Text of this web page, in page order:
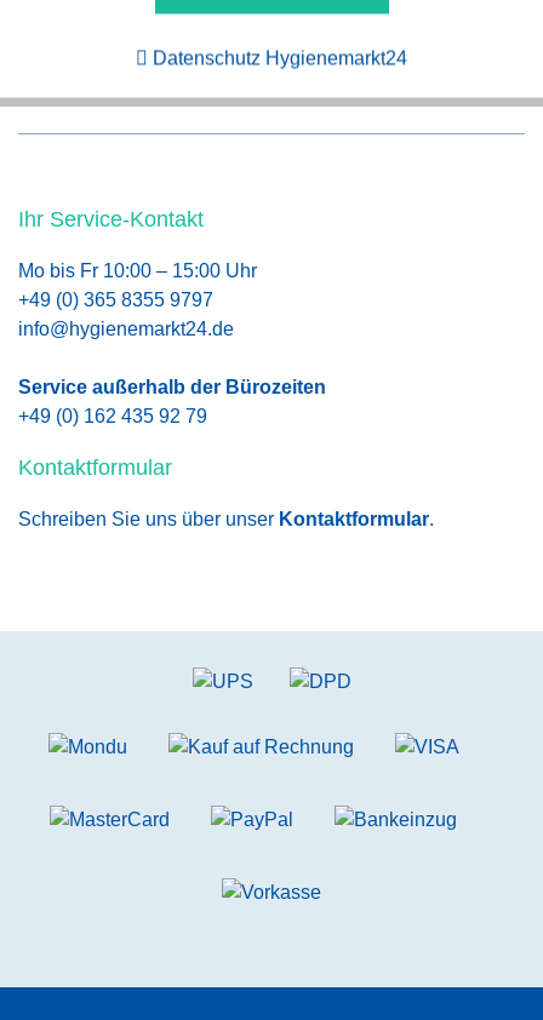
Persönliche Beratung
Ihr Service-Kontakt
Mo bis Fr 10:00 – 15:00 Uhr
+49 (0) 365 8355 9797
info@hygienemarkt24.de
Service außerhalb der Bürozeiten
+49 (0) 162 435 92 79
Kontaktformular
Schreiben Sie uns über unser Kontaktformular.
Aktiv
Datenschutz Hygienemarkt24